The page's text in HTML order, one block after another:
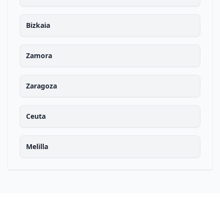
Bizkaia
Zamora
Zaragoza
Ceuta
Melilla